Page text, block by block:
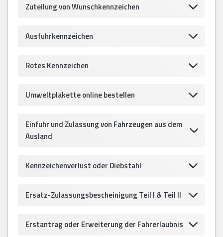
Zuteilung von Wunschkennzeichen
Ausfuhrkennzeichen
Rotes Kennzeichen
Umweltplakette online bestellen
Einfuhr und Zulassung von Fahrzeugen aus dem
Ausland
Kennzeichenverlust oder Diebstahl
Ersatz-Zulassungsbescheinigung Teil I & Teil II
Erstantrag oder Erweiterung der Fahrerlaubnis